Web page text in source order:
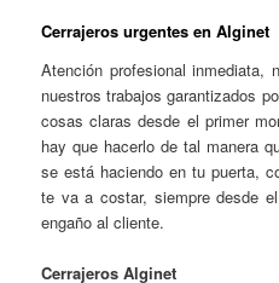
Cerrajeros urgentes en Alginet
Atención profesional inmediata,
nuestros trabajos garantizados
cosas claras desde el primer
hay que hacerlo de tal manera
se está haciendo en tu puerta,
te va a costar, siempre desde
engaño al cliente.
Cerrajeros Alginet